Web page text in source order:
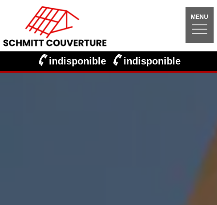
MENU
indisponible indisponible